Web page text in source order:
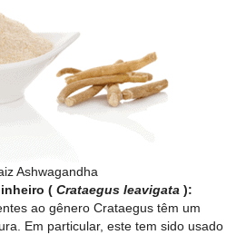
Ashwagandha
( Crataegus leavigata ):
ao gênero Crataegus têm um
Em particular, este tem sido usado